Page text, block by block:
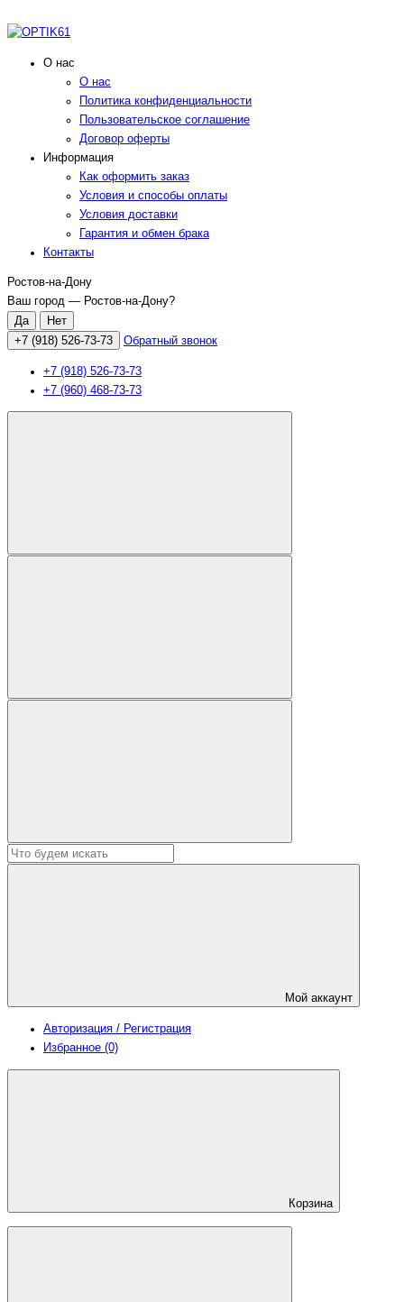
О нас
О нас
Политика конфиденциальности
Пользовательское соглашение
Договор оферты
Информация
Как оформить заказ
Условия и способы оплаты
Условия доставки
Гарантия и обмен брака
Контакты
Ростов-на-Дону
Ваш город — Ростов-на-Дону?
+7 (918) 526-73-73 Обратный звонок
+7 (918) 526-73-73
+7 (960) 468-73-73
Мой аккаунт
Авторизация / Регистрация
Избранное (0)
Корзина